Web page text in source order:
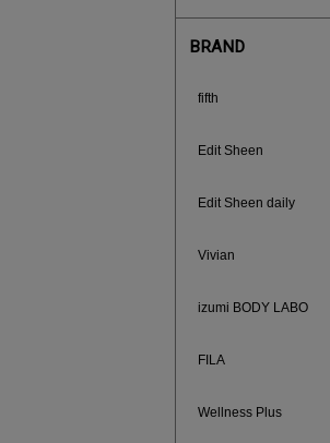
BRAND
fifth
Edit Sheen
Edit Sheen daily
Vivian
izumi BODY LABO
FILA
Wellness Plus